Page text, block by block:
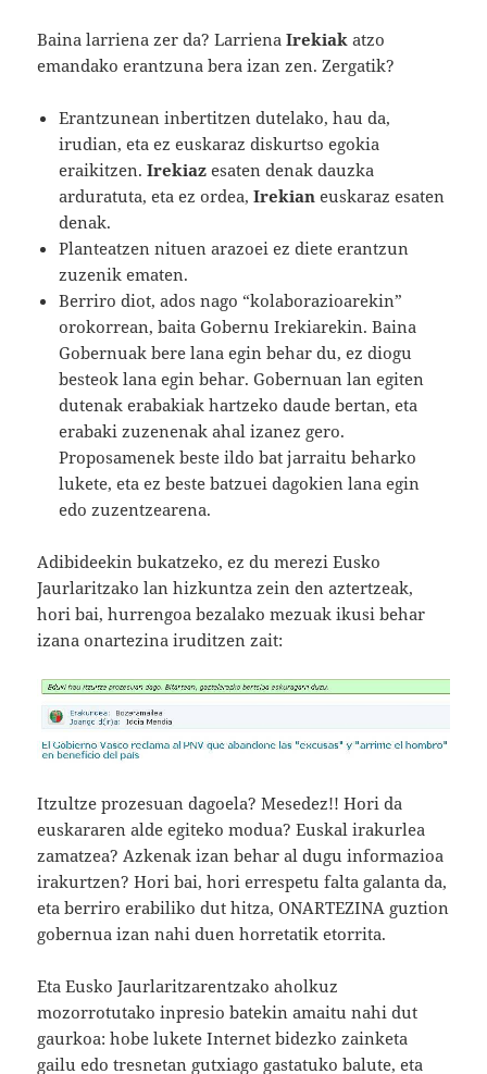
Baina larriena zer da? LarrienaIrekiak atzo
emandako erantzuna bera izan zen. Zergatik?
Erantzunean inbertitzen dutelako, hau da,
irudian, eta ez euskaraz diskurtso egokia
eraikitzen.Irekiaz esaten denak dauzka
arduratuta, eta ez ordea,Irekian euskaraz esaten
denak.
Planteatzen nituen arazoei ez diete erantzun
zuzenik ematen.
Berriro diot, ados nago “kolaborazioarekin”
orokorrean, baita Gobernu Irekiarekin. Baina
Gobernuak bere lana egin behar du, ez diogu
besteok lana egin behar. Gobernuan lan egiten
dutenak erabakiak hartzeko daude bertan, eta
erabaki zuzenenak ahal izanez gero.
Proposamenek beste ildo bat jarraitu beharko
lukete, eta ez beste batzuei dagokien lana egin
edo zuzentzearena.
Adibideekin bukatzeko, ez du merezi Eusko
Jaurlaritzako lan hizkuntza zein den aztertzeak,
hori bai, hurrengoa bezalako mezuak ikusi behar
izana onartezina iruditzen zait:
Itzultze prozesuan dagoela? Mesedez!! Hori da
euskararen alde egiteko modua? Euskal irakurlea
zamatzea? Azkenak izan behar al dugu informazioa
irakurtzen? Hori bai, hori errespetu falta galanta da,
eta berriro erabiliko dut hitza, ONARTEZINA guztion
gobernua izan nahi duen horretatik etorrita.
Eta Eusko Jaurlaritzarentzako aholkuz
mozorrotutako inpresio batekin amaitu nahi dut
gaurkoa: hobe lukete Internet bidezko zainketa
gailu edo tresnetan gutxiago gastatuko balute, eta